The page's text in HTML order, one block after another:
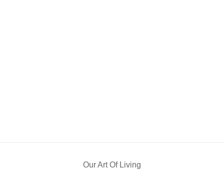
Our Art Of Living